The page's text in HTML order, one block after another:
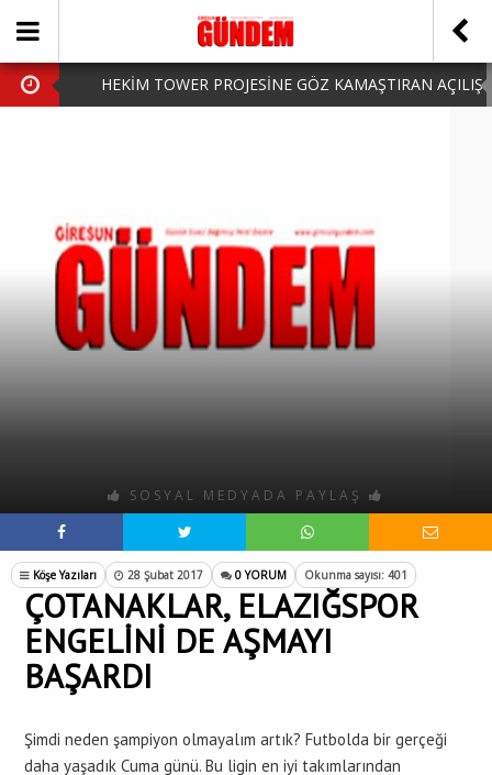
HEKİM TOWER PROJESİNE GÖZ KAMAŞTIRAN AÇILIŞ
HARUN CİCİ: VİDEOYU GÖRÜNCE GÖZLERİM DOLDU
SOSYAL MEDYADA PAYLAŞ
Köşe Yazıları 28 Şubat 2017 0 YORUM Okunma sayısı: 401
ÇOTANAKLAR, ELAZIĞSPOR
ENGELİNİ DE AŞMAYI
BAŞARDI
Şimdi neden şampiyon olmayalım artık? Futbolda bir gerçeği
daha yaşadık Cuma günü. Bu ligin en iyi takımlarından